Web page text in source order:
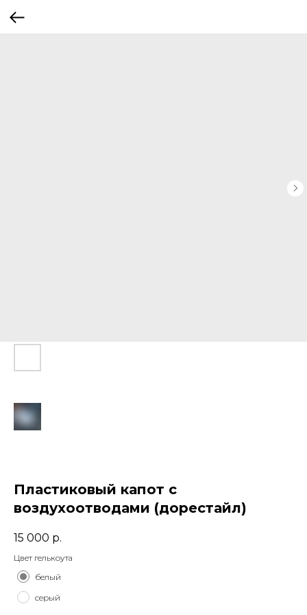
Пластиковый капот с
воздухоотводами (дорестайл)
15 000 р.
Цвет гелькоута
белый
серый